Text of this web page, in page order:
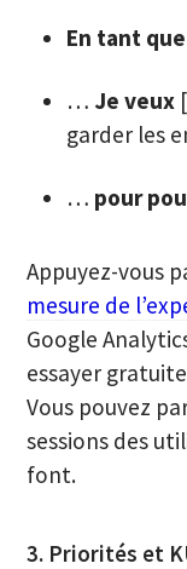
En tant que
… Je veux
garder les
… pour
Appuyez-vous
mesure de
Google
essayer
Vous pouvez
sessions des
font.
3. Priorités et